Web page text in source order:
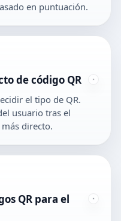
en puntuación.
de código QR
el tipo de QR.
usuario tras el
directo.
QR para el